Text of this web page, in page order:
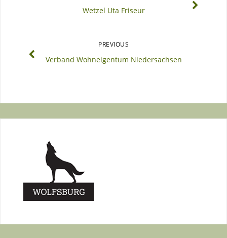
Wetzel Uta Friseur
PREVIOUS
Verband Wohneigentum Niedersachsen